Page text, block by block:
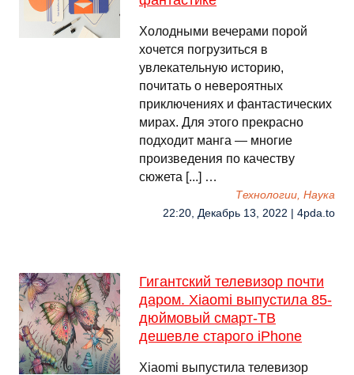
Холодными вечерами порой
хочется погрузиться в
увлекательную историю,
почитать о невероятных
приключениях и фантастических
мирах. Для этого прекрасно
подходит манга — многие
произведения по качеству
сюжета [...] …
Технологии, Наука
22:20, Декабрь 13, 2022 | 4pda.to
Гигантский телевизор почти
даром. Xiaomi выпустила 85-
дюймовый смарт-ТВ
дешевле старого iPhone
Xiaomi выпустила телевизор